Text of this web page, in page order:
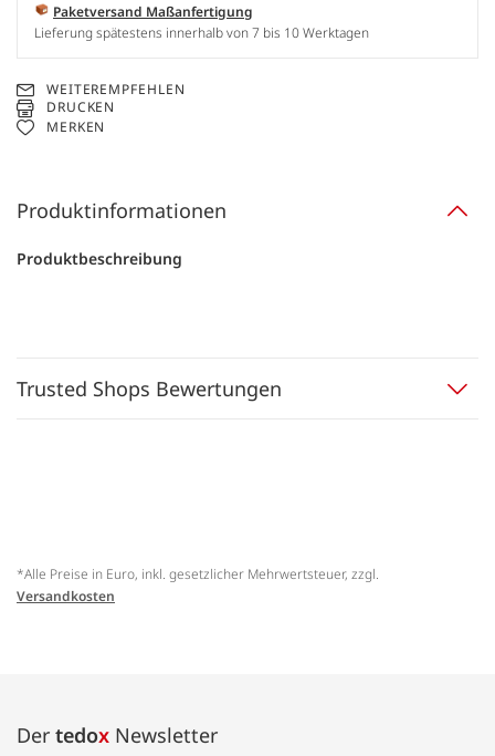
Paketversand Maßanfertigung
Lieferung spätestens innerhalb von 7 bis 10 Werktagen
WEITEREMPFEHLEN
DRUCKEN
MERKEN
Produktinformationen
Produktbeschreibung
Trusted Shops Bewertungen
*Alle Preise in Euro, inkl. gesetzlicher Mehrwertsteuer, zzgl.
Versandkosten
Der tedox Newsletter